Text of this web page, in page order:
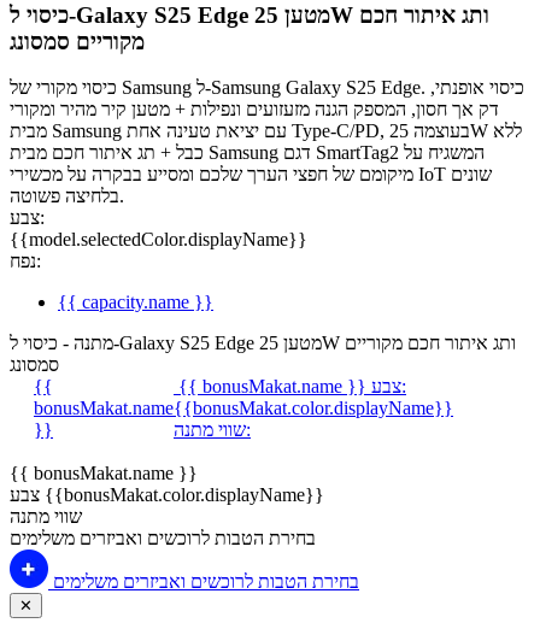
כיסוי ל-Galaxy S25 Edge מטען 25W ותג איתור חכם
מקוריים סמסונג
כיסוי מקורי של Samsung ל-Samsung Galaxy S25 Edge. כיסוי אופנתי,
דק אך חסון, המספק הגנה מזעזועים ונפילות + מטען קיר מהיר ומקורי
מבית Samsung עם יציאת טעינה אחת Type-C/PD, בעוצמה 25W ללא
כבל + תג איתור חכם מבית Samsung דגם SmartTag2 המשגיח על
מיקומם של חפצי הערך שלכם ומסייע בבקרה על מכשירי IoT שונים
בלחיצה פשוטה.
צבע:
{{model.selectedColor.displayName}}
נפח:
{{ capacity.name }}
מתנה - כיסוי ל-Galaxy S25 Edge מטען 25W ותג איתור חכם מקוריים
סמסונג
{{
bonusMakat.name
}}
{{ bonusMakat.name }}
צבע:
{{bonusMakat.color.displayName}}
שווי מתנה:
{{ bonusMakat.name }}
צבע {{bonusMakat.color.displayName}}
שווי מתנה
בחירת הטבות לרוכשים ואביזרים משלימים
בחירת הטבות לרוכשים ואביזרים משלימים
✕